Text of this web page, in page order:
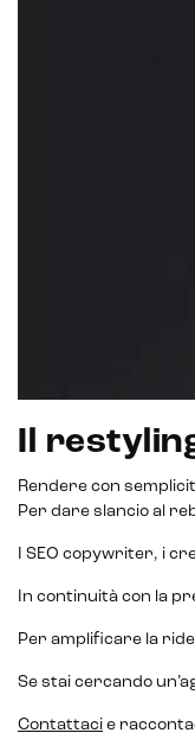
Il
Rendere con
Per dare slancio al
I SEO copywriter, i
In continuità con la
Per amplificare la
Se stai cercando
Contattaci e